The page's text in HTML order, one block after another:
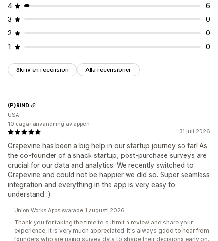
4
6
3
0
2
0
1
0
Skriv en recension Alla recensioner
31 juli 2026
Grapevine has been a big help in our startup journey so far! As
the co-founder of a snack startup, post-purchase surveys are
crucial for our data and analytics. We recently switched to
Grapevine and could not be happier we did so. Super seamless
integration and everything in the app is very easy to
understand :)
(P)RiND
USA
10 dagar användning av appen
Union Works Apps svarade 1 augusti 2026
Thank you for taking the time to submit a review and share your
experience, it is very much appreciated. It's always good to hear from
founders who are using survey data to shape their decisions early on.